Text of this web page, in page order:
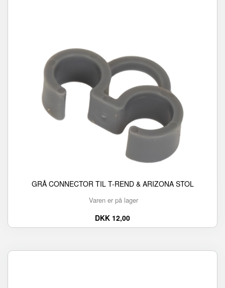
GRÅ CONNECTOR TIL T-REND & ARIZONA STOL
Varen er på lager
DKK 12,00